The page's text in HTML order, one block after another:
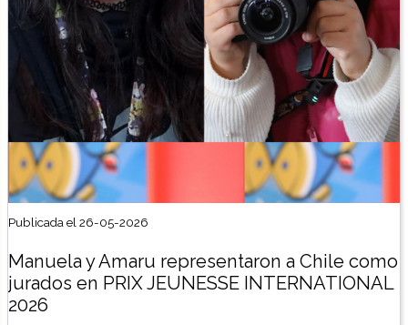
Publicada el 26-05-2026
Manuela y Amaru representaron a Chile como
jurados en PRIX JEUNESSE INTERNATIONAL
2026